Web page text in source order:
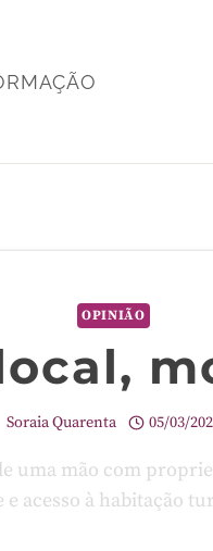
OPINIÃO
Soraia Quarenta 05/03/